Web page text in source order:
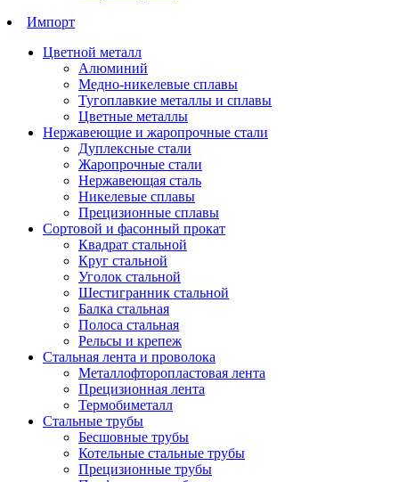
Импорт
Цветной металл
Алюминий
Медно-никелевые сплавы
Тугоплавкие металлы и сплавы
Цветные металлы
Нержавеющие и жаропрочные стали
Дуплексные стали
Жаропрочные стали
Нержавеющая сталь
Никелевые сплавы
Прецизионные сплавы
Сортовой и фасонный прокат
Квадрат стальной
Круг стальной
Уголок стальной
Шестигранник стальной
Балка стальная
Полоса стальная
Рельсы и крепеж
Стальная лента и проволока
Металлофторопластовая лента
Прецизионная лента
Термобиметалл
Стальные трубы
Бесшовные трубы
Котельные стальные трубы
Прецизионные трубы